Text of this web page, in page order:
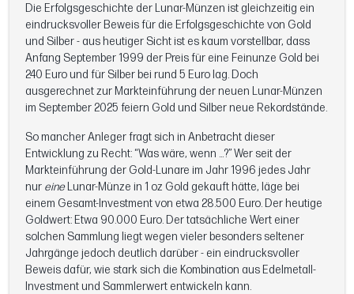
Die Erfolgsgeschichte der Lunar-Münzen ist gleichzeitig ein
eindrucksvoller Beweis für die Erfolgsgeschichte von Gold
und Silber - aus heutiger Sicht ist es kaum vorstellbar, dass
Anfang September 1999 der Preis für eine Feinunze Gold bei
240 Euro und für Silber bei rund 5 Euro lag. Doch
ausgerechnet zur Markteinführung der neuen Lunar-Münzen
im September 2025 feiern Gold und Silber neue Rekordstände.
So mancher Anleger fragt sich in Anbetracht dieser
Entwicklung zu Recht: “Was wäre, wenn …?” Wer seit der
Markteinführung der Gold-Lunare im Jahr 1996 jedes Jahr
nur eineLunar-Münze in 1 oz Gold gekauft hätte, läge bei
einem Gesamt-Investment von etwa 28.500 Euro. Der heutige
Goldwert: Etwa 90.000 Euro. Der tatsächliche Wert einer
solchen Sammlung liegt wegen vieler besonders seltener
Jahrgänge jedoch deutlich darüber - ein eindrucksvoller
Beweis dafür, wie stark sich die Kombination aus Edelmetall-
Investment und Sammlerwert entwickeln kann.